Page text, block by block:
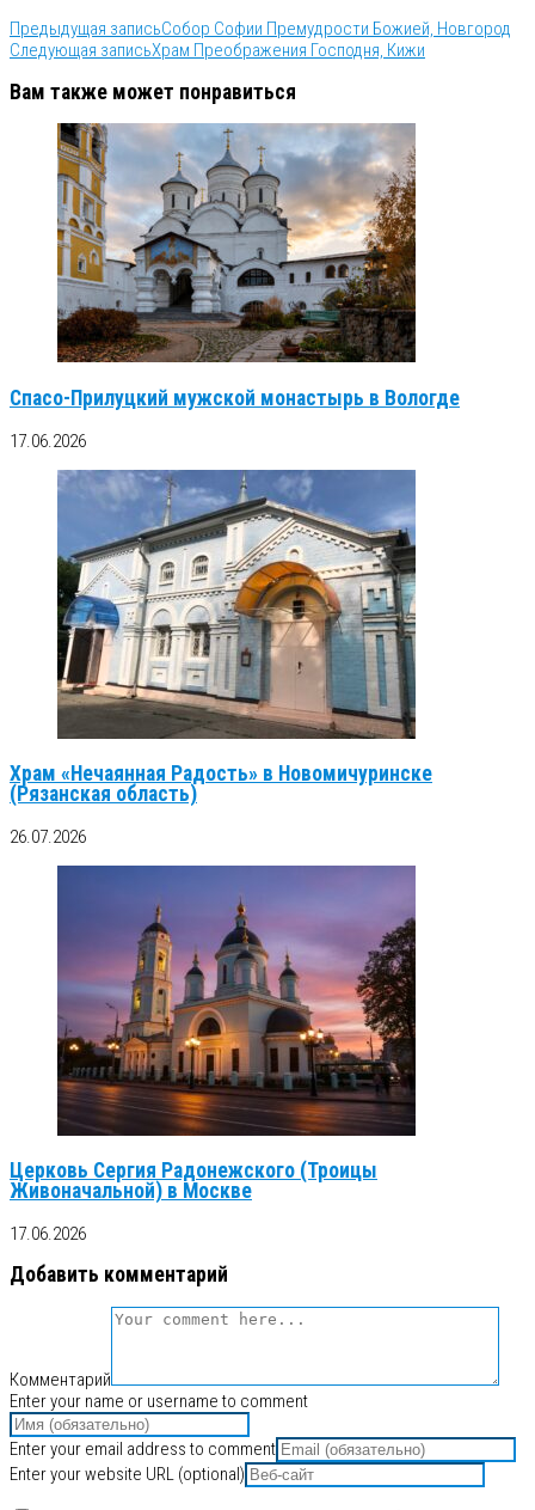
Предыдущая записьСобор Софии Премудрости Божией, Новгород
Следующая записьХрам Преображения Господня, Кижи
Вам также может понравиться
Спасо-Прилуцкий мужской монастырь в Вологде
17.06.2026
Храм «Нечаянная Радость» в Новомичуринске
(Рязанская область)
26.07.2026
Церковь Сергия Радонежского (Троицы
Живоначальной) в Москве
17.06.2026
Добавить комментарий
Комментарий
Enter your name or username to comment
Enter your email address to comment
Enter your website URL (optional)